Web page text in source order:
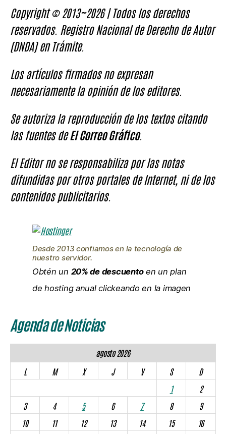
Copyright © 2013~2026 | Todos los derechos
reservados. Registro Nacional de Derecho de Autor
(DNDA) en Trámite.
Los artículos firmados no expresan
necesariamente la opinión de los editores.
Se autoriza la reproducción de los textos citando
las fuentes deEl Correo Gráfico.
El Editor no se responsabiliza por las notas
difundidas por otros portales de Internet, ni de los
contenidos publicitarios.
Desde 2013 confiamos en la tecnología de
nuestro servidor.
Obtén un 20% de descuentoen un plan
de hosting anual clickeando en la imagen
Agenda de Noticias
agosto 2026
L
M X J V S
D
1
2
3
4 5 6 7 8
9
10
11 12 13 14 15
16